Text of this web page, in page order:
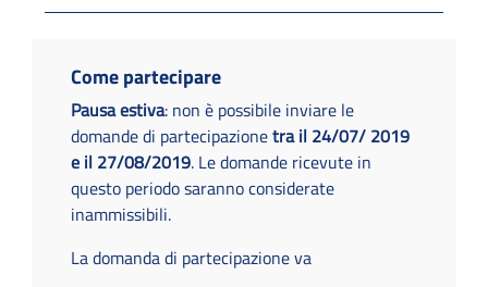
Come partecipare
Pausa estiva: non è possibile inviare le
domande di partecipazionetra il 24/07/ 2019
e il 27/08/2019. Le domande ricevute in
questo periodo saranno considerate
inammissibili.
La domanda di partecipazione va